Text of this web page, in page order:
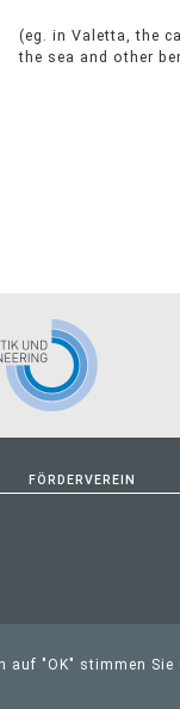
the sea and other
FÖRDERVEREIN
auf "OK" stimmen